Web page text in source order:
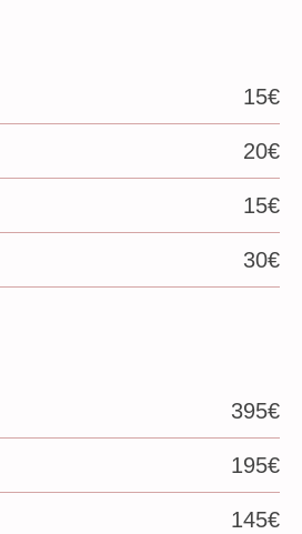
15€
20€
15€
30€
395€
195€
145€